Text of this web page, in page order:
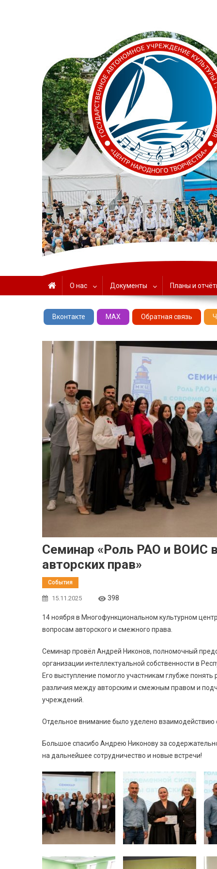
ГАУК «ЦНТ» –
О нас Документы Планы и
Вконтакте MAX Обратная связь
Семинар «Роль РАО и ВОИС
авторских прав»
События
15.11.2025 398
14 ноября в Многофункциональном культурном
вопросам авторского и смежного права.
Семинар провёл Андрей Никонов, полномочный
организации интеллектуальной собственности в
Его выступление помогло участникам глубже
различия между авторским и смежным правом и
учреждений.
Отдельное внимание было уделено
Большое спасибо Андрею Никонову за
на дальнейшее сотрудничество и новые встречи!